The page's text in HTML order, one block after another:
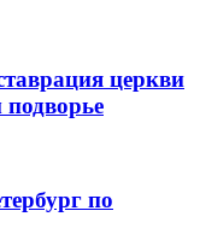
церкви
по